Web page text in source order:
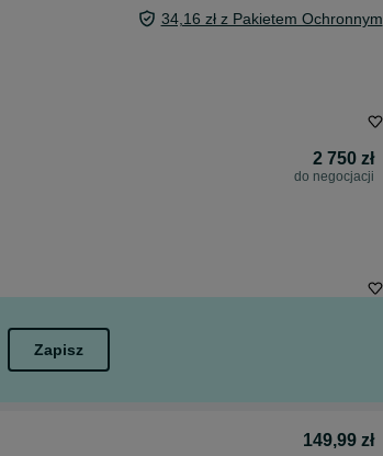
34,16 zł z Pakietem Ochronnym
2 750 zł
do negocjacji
Zapisz
149,99 zł